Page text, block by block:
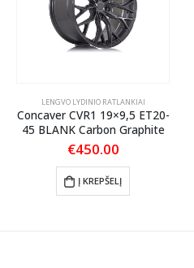
LENGVO LYDINIO RATLANKIAI
Concaver CVR1 19×9,5 ET20-
45 BLANK Carbon Graphite
€450.00
Į KREPŠELĮ